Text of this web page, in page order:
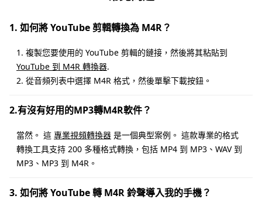
1. 如何將 YouTube 剪輯轉換為 M4R？
1. 複製您要使用的 YouTube 剪輯的鏈接，然後將其粘貼到
YouTube 到 M4R 轉換器.
2. 從音頻列表中選擇 M4R 格式，然後單擊下載按鈕。
2.有沒有好用的MP3轉M4R軟件？
當然。 這 專業視頻轉換器 是一個典型案例。 這款專業的格式
轉換工具支持 200 多種格式轉換，包括 MP4 到 MP3、WAV 到
MP3、MP3 到 M4R。
3. 如何將 YouTube 轉 M4R 鈴聲導入我的手機？